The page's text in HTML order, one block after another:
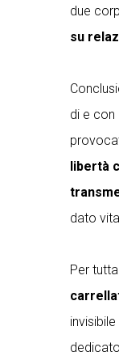
due
su
di e con
libertà
dato
Per